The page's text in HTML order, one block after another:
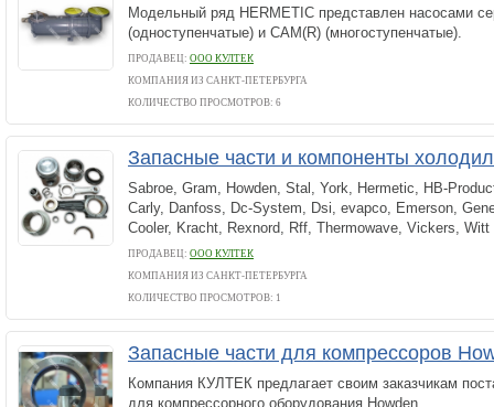
Модельный ряд HERMETIC представлен насосами
(одноступенчатые) и САМ(R) (многоступенчатые).
ПРОДАВЕЦ: ООО КУЛТЕК
КОМПАНИЯ ИЗ САНКТ-ПЕТЕРБУРГА
КОЛИЧЕСТВО ПРОСМОТРОВ: 6
Запасные части и компоненты
Sabroe, Gram, Howden, Stal, York, Hermetic, HB-
Carly, Danfoss, Dc-System, Dsi, evapco, Emerson,
Cooler, Kracht, Rexnord, Rff, Thermowave, Vickers, Witt
ПРОДАВЕЦ: ООО КУЛТЕК
КОМПАНИЯ ИЗ САНКТ-ПЕТЕРБУРГА
КОЛИЧЕСТВО ПРОСМОТРОВ: 1
Запасные части для компрессоров
Компания КУЛТЕК предлагает своим заказчикам
для компрессорного оборудования Howden.